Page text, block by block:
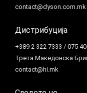
contact@dyson.com.mk
Дистрибуција
+389 2 322 7333 / 075
Трета Македонска
contact@hi.mk